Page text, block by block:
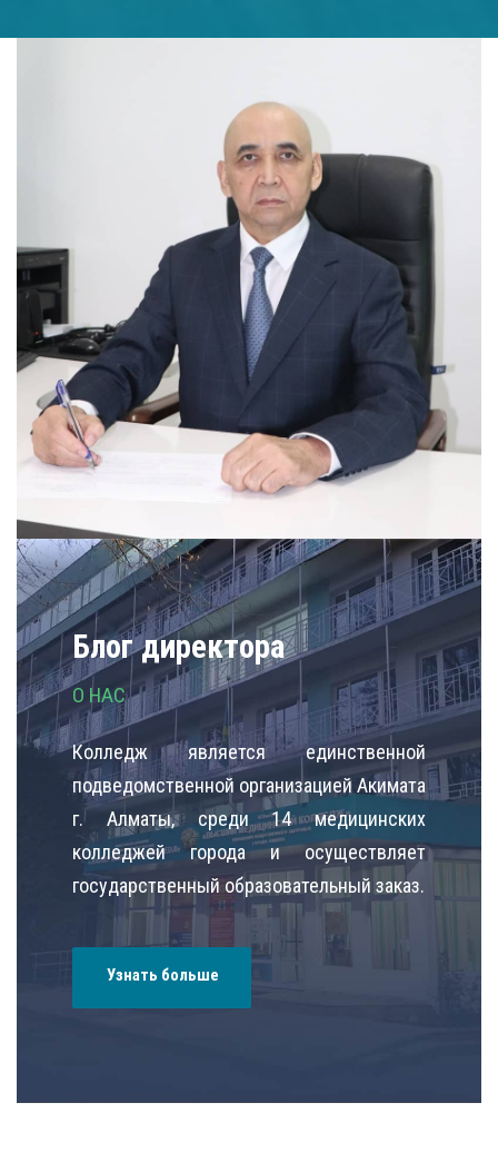
Блог директора
О НАС
Колледж является единственной
подведомственной организацией Акимата
г. Алматы, среди 14 медицинских
колледжей города и осуществляет
государственный образовательный заказ.
Узнать больше